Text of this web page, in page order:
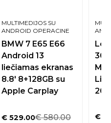
MULTIMEDIJOS SU
ANDROID OPERACINE
BMW 7 E65 E66
Android 13
liečiamas ekranas
8.8′ 8+128GB su
Apple Carplay
€580.00
€529.00 €